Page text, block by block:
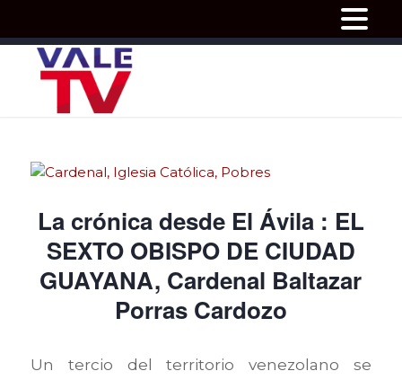
La crónica desde El Ávila : EL
SEXTO OBISPO DE CIUDAD
GUAYANA, Cardenal Baltazar
Porras Cardozo
Un tercio del territorio venezolano se